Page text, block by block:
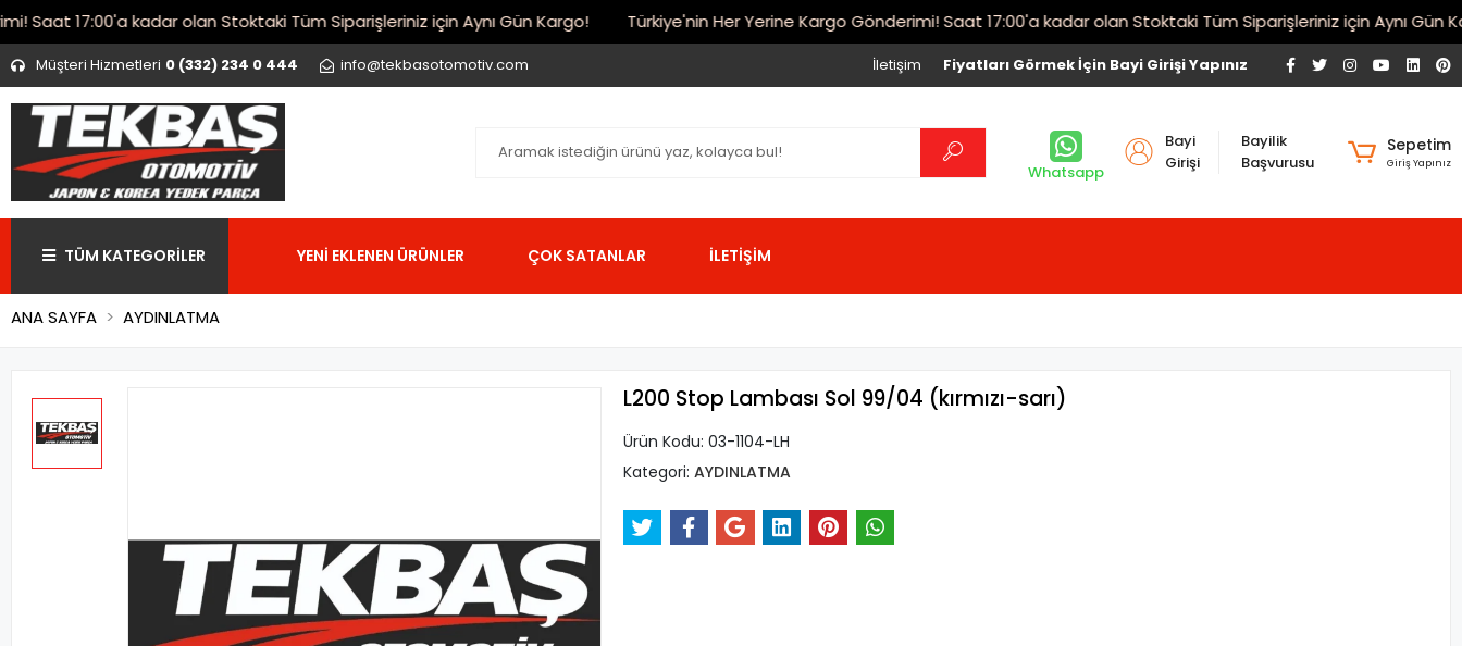
17:00'a kadar olan Stoktaki Tüm Siparişleriniz için Aynı Gün Kargo! Türkiye'nin Her Yerine Kargo Gönderimi! Saat 17:00'a kadar olan Stoktaki Tüm Siparişleriniz için Aynı Gün
Müşteri Hizmetleri 0 (332) 234 0 444 info@tekbasotomotiv.com Fiyatları Görmek İçin Bayi Girişi Yapınız
İletişim
Whatsapp
Bayi
Girişi
Bayilik
Başvurusu
Sepetim
Giriş Yapınız
TÜM KATEGORİLER YENİ EKLENEN ÜRÜNLER ÇOK SATANLAR İLETİŞİM
ANA SAYFA AYDINLATMA
L200 Stop Lambası Sol 99/04 (kırmızı-sarı)
Ürün Kodu: 03-1104-LH
Kategori: AYDINLATMA